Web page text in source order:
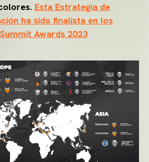
Esta Estrategia de
ha sido finalista en los
Awards 2023